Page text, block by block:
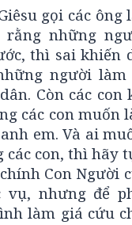
gọi các ông
rằng những
thì sai khiến
người
Còn các con
các con muốn
em. Và ai
các con, thì hãy
Con Người
vụ, nhưng để
làm giá cứu